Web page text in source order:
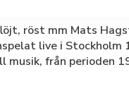
röst mm Mats
live i
musik, från perioden